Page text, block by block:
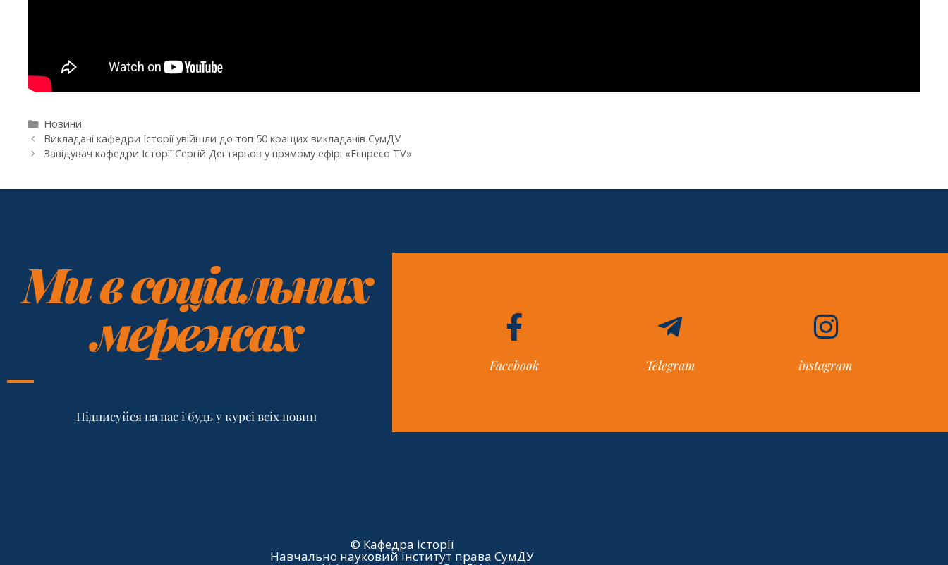
Новини
Викладачі кафедри Історії увійшли до топ 50 кращих викладачів СумДУ
Завідувач кафедри Історії Сергій Дегтярьов у прямому ефірі «Еспресо TV»
Ми в соціальних
мережах
Підписуйся на нас і будь у курсі всіх новин
Facebook Telegram instagram
© Кафедра історії
Навчально науковий інститут права СумДУ